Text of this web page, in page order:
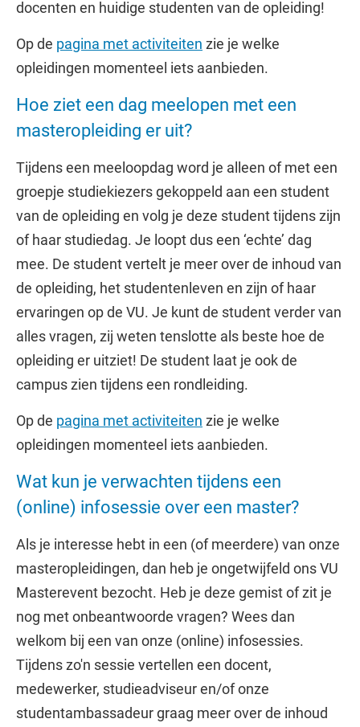
docenten en huidige studenten van de opleiding!
Op de pagina met activiteiten zie je welke
opleidingen momenteel iets aanbieden.
Hoe ziet een dag meelopen met een
masteropleiding er uit?
Tijdens een meeloopdag word je alleen of met een
groepje studiekiezers gekoppeld aan een student
van de opleiding en volg je deze student tijdens zijn
of haar studiedag. Je loopt dus een ‘echte’ dag
mee. De student vertelt je meer over de inhoud van
de opleiding, het studentenleven en zijn of haar
ervaringen op de VU. Je kunt de student verder van
alles vragen, zij weten tenslotte als beste hoe de
opleiding er uitziet! De student laat je ook de
campus zien tijdens een rondleiding.
Op de pagina met activiteiten zie je welke
opleidingen momenteel iets aanbieden.
Wat kun je verwachten tijdens een
(online) infosessie over een master?
Als je interesse hebt in een (of meerdere) van onze
masteropleidingen, dan heb je ongetwijfeld ons VU
Masterevent bezocht. Heb je deze gemist of zit je
nog met onbeantwoorde vragen? Wees dan
welkom bij een van onze (online) infosessies.
Tijdens zo'n sessie vertellen een docent,
medewerker, studieadviseur en/of onze
studentambassadeur graag meer over de inhoud